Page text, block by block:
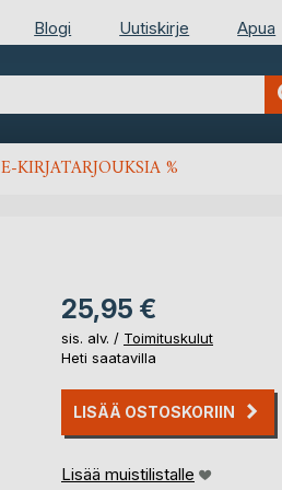
Blogi Uutiskirje Apua
E-KIRJATARJOUKSIA %
25,95 €
sis. alv. / Toimituskulut
Heti saatavilla
LISÄÄ OSTOSKORIIN
Lisää muistilistalle